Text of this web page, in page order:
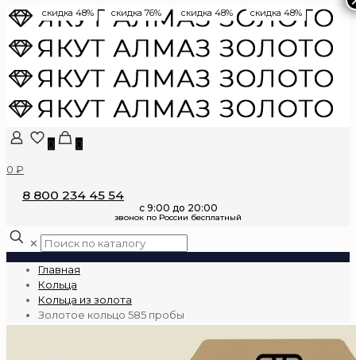
0
0
0 ₽
8 800 234 45 54
✕
Главная
Кольца
Кольца из золота
Золотое кольцо 585 пробы
скидка 48% скидка 76% скидка 48% скидка 48%